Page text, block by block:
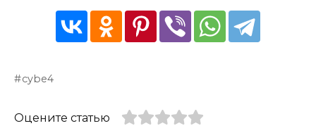
cybe4
Оцените статью